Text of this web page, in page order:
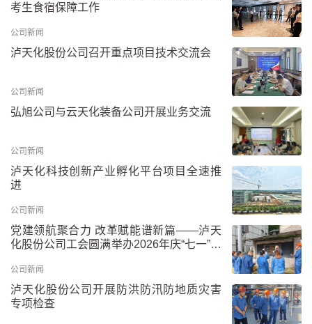
考生食宿保障工作
公司新闻
泸天化股份公司召开重点项目技术交流会
公司新闻
弘旭公司与云天化装备公司开展业务交流
公司新闻
泸天化科技创新产业孵化平台项目全速推
进
公司新闻
党建领航聚合力 改革赋能谱新篇——泸天
化股份公司工会圆满举办2026年庆“七一”板
公司新闻
泸天化股份公司开展防洪防汛防地质灾害
专项检查